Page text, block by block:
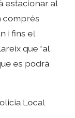
estacionar al
comprès
i fins el
que “al
es podrà
Local